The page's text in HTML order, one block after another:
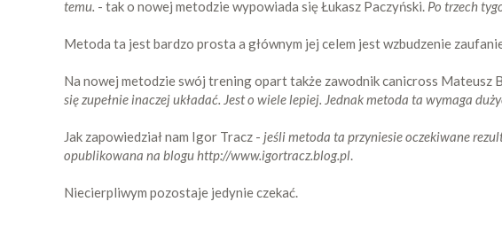
temu. - tak o nowej metodzie wypowiada się Łukasz Paczyński. Po trzech
Metoda ta jest bardzo prosta a głównym jej celem jest wzbudzenie
Na nowej metodzie swój trening opart także zawodnik canicross Mateusz
się zupełnie inaczej układać. Jest o wiele lepiej. Jednak metoda ta wymaga
Jak zapowiedział nam Igor Tracz - jeśli metoda ta przyniesie oczekiwane
opublikowana na blogu http://www.igortracz.blog.pl.
Niecierpliwym pozostaje jedynie czekać.